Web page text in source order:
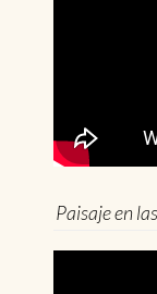
Paisaje en